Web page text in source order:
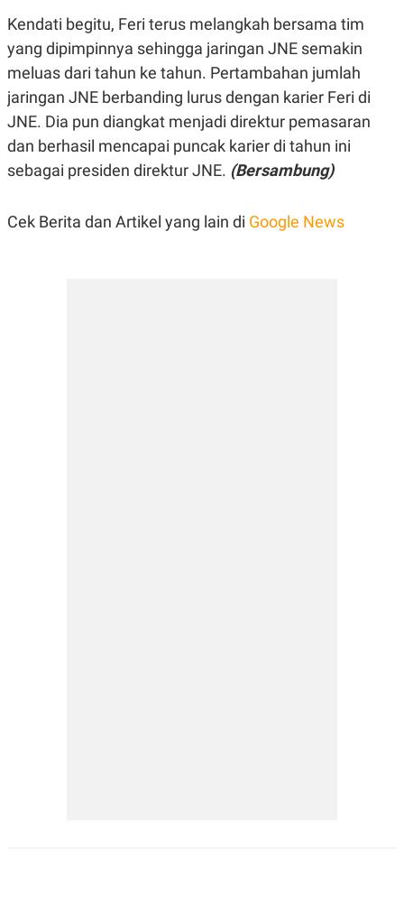
Kendati begitu, Feri terus melangkah bersama tim
yang dipimpinnya sehingga jaringan JNE semakin
meluas dari tahun ke tahun. Pertambahan jumlah
jaringan JNE berbanding lurus dengan karier Feri di
JNE. Dia pun diangkat menjadi direktur pemasaran
dan berhasil mencapai puncak karier di tahun ini
sebagai presiden direktur JNE. (Bersambung)
Cek Berita dan Artikel yang lain di Google News